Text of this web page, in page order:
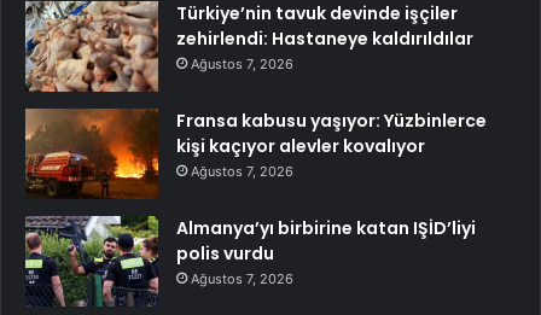
Türkiye’nin tavuk devinde işçiler
zehirlendi: Hastaneye kaldırıldılar
Ağustos 7, 2026
Fransa kabusu yaşıyor: Yüzbinlerce
kişi kaçıyor alevler kovalıyor
Ağustos 7, 2026
Almanya’yı birbirine katan IŞİD’liyi
polis vurdu
Ağustos 7, 2026